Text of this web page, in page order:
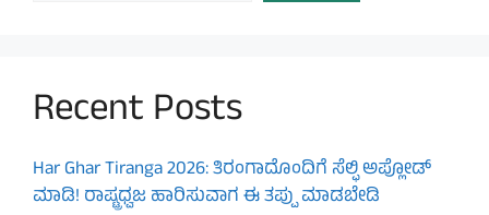
Recent Posts
Har Ghar Tiranga 2026: ತಿರಂಗಾದೊಂದಿಗೆ ಸೆಲ್ಫಿ ಅಪ್ಲೋಡ್
ಮಾಡಿ! ರಾಷ್ಟ್ರಧ್ವಜ ಹಾರಿಸುವಾಗ ಈ ತಪ್ಪು ಮಾಡಬೇಡಿ